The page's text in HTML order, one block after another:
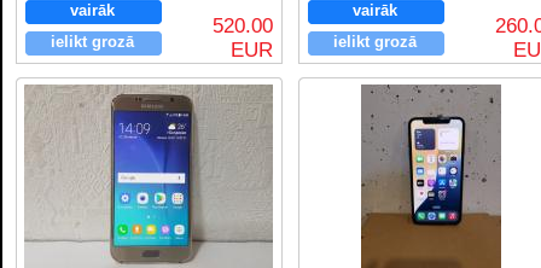
vairāk
ielikt grozā
520.00
EUR
vairāk
ielikt grozā